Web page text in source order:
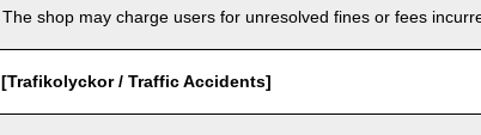
The shop may charge users for unresolved fines or fees
[Trafikolyckor / Traffic Accidents]